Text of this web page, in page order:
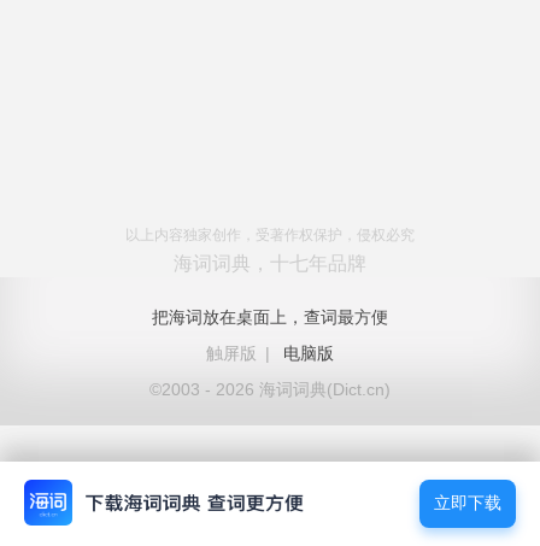
以上内容独家创作，受著作权保护，侵权必究
海词词典，十七年品牌
把海词放在桌面上，查词最方便
触屏版
|
电脑版
©2003 - 2026 海词词典(Dict.cn)
立即下载
立即下载